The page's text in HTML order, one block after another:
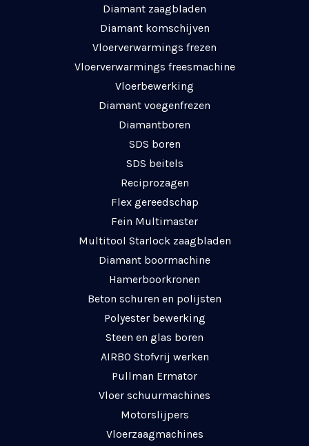
Diamant zaagbladen
Diamant komschijven
Vloerverwarmings frezen
Vloerverwarmings freesmachine
Vloerbewerking
Diamant voegenfrezen
Diamantboren
SDS boren
SDS beitels
Reciprozagen
Flex gereedschap
Fein Multimaster
Multitool Starlock zaagbladen
Diamant boormachine
Hamerboorkronen
Beton schuren en polijsten
Polyester bewerking
Steen en glas boren
AIRBO Stofvrij werken
Pullman Ermator
Vloer schuurmachines
Motorslijpers
Vloerzaagmachines